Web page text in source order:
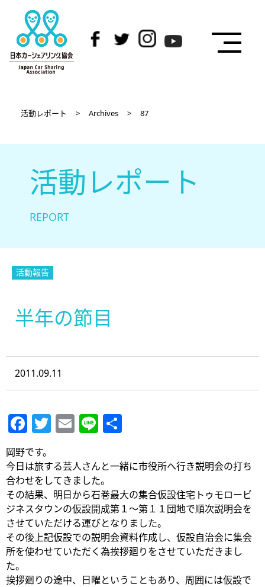
活動レポート > Archives > 87
活動レポート
REPORT
活動報告
半年の節目
2011.09.11
Facebook
Twitter
Email
Line
岡野です。
今日は旅する芸人さんと一緒に市役所へ行き説明会の打ち
合わせをしてきました。
その結果、明日から石巻最大の集合仮設住宅トゥモロービ
ジネスタウンの仮設開成第１～第１１団地で順次説明会を
させていただける運びとなりました。
その後上記仮設での説明会資料作成し、仮設自治会に集会
所を使わせていただく為挨拶廻りをさせていただきまし
た。
挨拶廻りの途中、日曜ということもあり、周囲には仮設で